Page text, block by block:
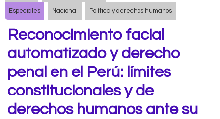
Especiales Nacional Política y derechos humanos
Reconocimiento facial
automatizado y derecho
penal en el Perú: límites
constitucionales y de
derechos humanos ante su